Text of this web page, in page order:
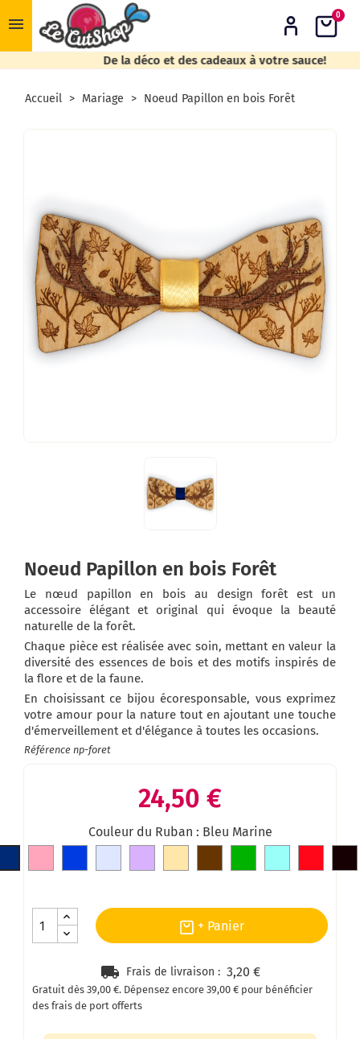
0
De la déco et des cadeaux à votre sauce!
Accueil Mariage Noeud Papillon en bois Forêt
Noeud Papillon en bois Forêt
Le nœud papillon en bois au design forêt est un
accessoire élégant et original qui évoque la beauté
naturelle de la forêt.
Chaque pièce est réalisée avec soin, mettant en valeur la
diversité des essences de bois et des motifs inspirés de
la flore et de la faune.
En choisissant ce bijou écoresponsable, vous exprimez
votre amour pour la nature tout en ajoutant une touche
d'émerveillement et d'élégance à toutes les occasions.
Référence np-foret
24,50 €
Couleur du Ruban : Bleu Marine
Marine
roi
clair
clair
+ Panier
local_shipping Frais de livraison : 3,20 €
Gratuit dès 39,00 €. Dépensez encore 39,00 € pour bénéficier
des frais de port offerts
menu